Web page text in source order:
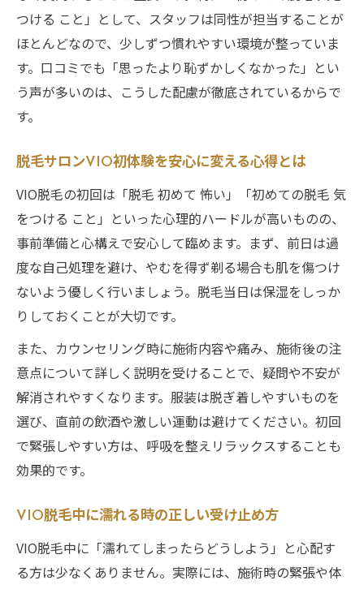
つける こと」として、スタッフは同性が担当することが
ほとんどなので、少しずつ慣れやすい環境が整っていま
す。口コミでも「思ったより恥ずかしくなかった」とい
う声が多いのは、こうした配慮が徹底されているからで
す。
脱毛サロンVIO初体験を安心に変える心得とは
VIO脱毛の初回は「脱毛 初めて 怖い」「初めての脱毛 気
をつける こと」といった心理的ハードルが高いものの、
事前準備と心構えで安心して臨めます。まず、前日は過
度な自己処理を避け、やむを得ず剃る場合も肌を傷つけ
ないよう優しく行いましょう。脱毛当日は保湿をしっか
りしておくことが大切です。
また、カウンセリング時に施術内容や痛み、施術後の注
意点について詳しく説明を受けることで、疑問や不安が
解消されやすくなります。服装は脱ぎ着しやすいものを
選び、直前の飲酒や激しい運動は避けてください。初回
で緊張しやすい方は、呼吸を整えリラックスすることも
効果的です。
VIO脱毛中に濡れる時の正しい受け止め方
VIO脱毛中に「濡れてしまったらどうしよう」と心配す
る方は少なくありません。実際には、施術時の緊張や体